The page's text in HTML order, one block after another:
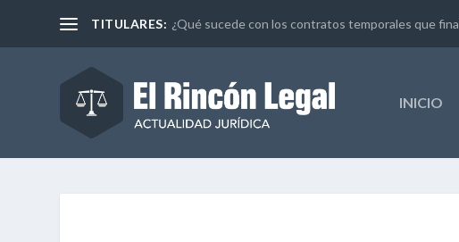
TITULARES: ¿Qué sucede con los contratos temporales que
INICIO